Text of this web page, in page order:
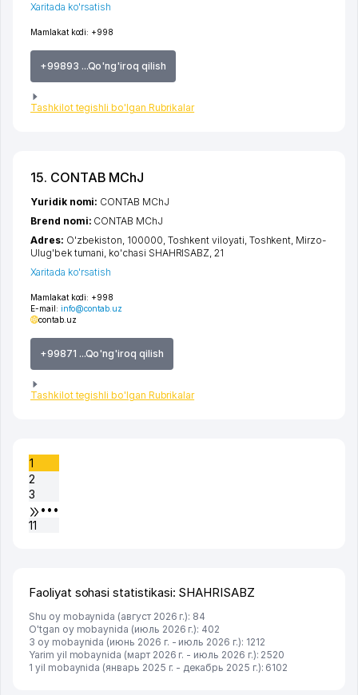
Mamlakat kodi: +998
+99893 ...Qo'ng'iroq qilish
Tashkilot tegishli bo'lgan Rubrikalar
Xaritada ko'rsatish
15. CONTAB MChJ
Mamlakat kodi: +998
E-mail: info@contab.uz
contab.uz
+99871 ...Qo'ng'iroq qilish
Tashkilot tegishli bo'lgan Rubrikalar
Yuridik nomi: CONTAB MChJ
Brend nomi: CONTAB MChJ
Adres: O'zbekiston, 100000, Toshkent viloyati Toshkent Mirzo-
Ulug'bek tumani ko'chasi SHAHRISABZ , 21
Xaritada ko'rsatish
1
2
3
•••
11
Faoliyat sohasi statistikasi: SHAHRISABZ
Shu oy mobaynida (август 2026 г.): 84
O'tgan oy mobaynida (июль 2026 г.): 402
3 oy mobaynida (июнь 2026 г. - июль 2026 г.): 1212
Yarim yil mobaynida (март 2026 г. - июль 2026 г.): 2520
1 yil mobaynida (январь 2025 г. - декабрь 2025 г.): 6102